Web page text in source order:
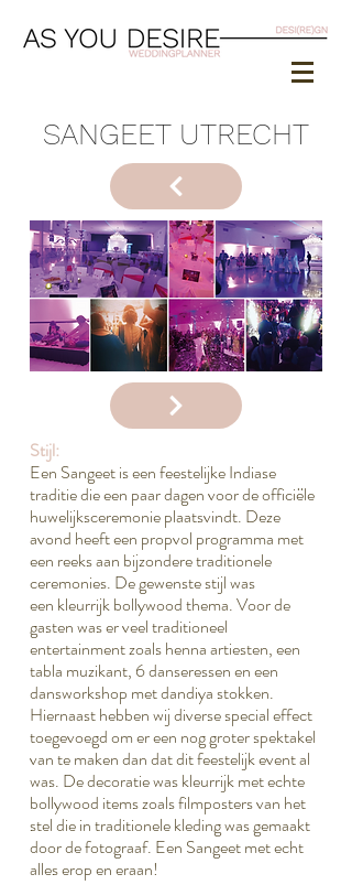
SANGEET UTRECHT
Stijl:
Een Sangeet is een feestelijke Indiase
traditie die een paar dagen voor de officiële
huwelijksceremonie plaatsvindt. Deze
avond heeft een propvol programma met
een reeks aan bijzondere traditionele
ceremonies. De gewenste stijl was
een kleurrijk bollywood thema. Voor de
gasten was er veel traditioneel
entertainment zoals henna artiesten, een
tabla muzikant, 6 danseressen en een
dansworkshop met dandiya stokken.
Hiernaast hebben wij diverse special effect
toegevoegd om er een nog groter spektakel
van te maken dan dat dit feestelijk event al
was. De decoratie was kleurrijk met echte
bollywood items zoals filmposters van het
stel die in traditionele kleding was gemaakt
door de fotograaf. Een Sangeet met echt
alles erop en eraan!